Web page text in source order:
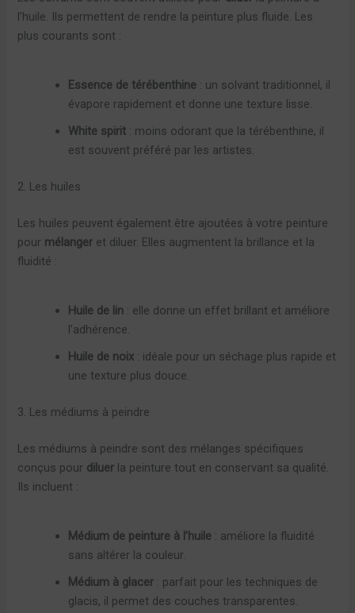
l’huile. Ils permettent de rendre la peinture plus fluide. Les
plus courants sont :
Essence de térébenthine : un solvant traditionnel, il
évapore rapidement et donne une texture lisse.
White spirit : moins odorant que la térébenthine, il
est souvent préféré par les artistes.
2. Les huiles
Les huiles peuvent également être ajoutées à votre peinture
pour mélanger et diluer. Elles augmentent la brillance et la
fluidité :
Huile de lin : elle donne un effet brillant et améliore
l’adhérence.
Huile de noix : idéale pour un séchage plus rapide et
une texture plus douce.
3. Les médiums à peindre
Les médiums à peindre sont des mélanges spécifiques
conçus pour diluer la peinture tout en conservant sa qualité.
Ils incluent :
Médium de peinture à l’huile : améliore la fluidité
sans altérer la couleur.
Médium à glacer : parfait pour les techniques de
glacis, il permet des couches transparentes.